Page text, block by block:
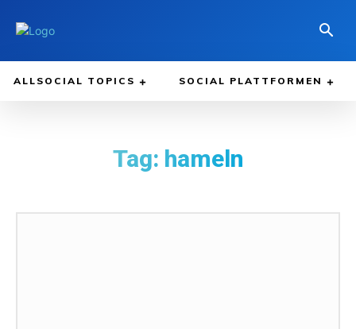
ALLSOCIAL TOPICS SOCIAL PLATTFORMEN
Tag: hameln